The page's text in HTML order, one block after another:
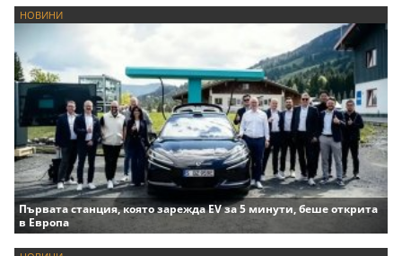
НОВИНИ
Първата станция, която зарежда EV за 5 минути, беше открита
в Европа